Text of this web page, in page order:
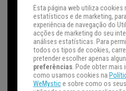
Esta página web utiliza cookies
estatísticos e de marketing,
experiência de navegação do
acções de marketing do seu
análises estatísticas. Para
todos os tipos de cookies,
pretender escolher apenas
preferências. Pode obter mais
como usamos cookies na
WeMystice sobre como os